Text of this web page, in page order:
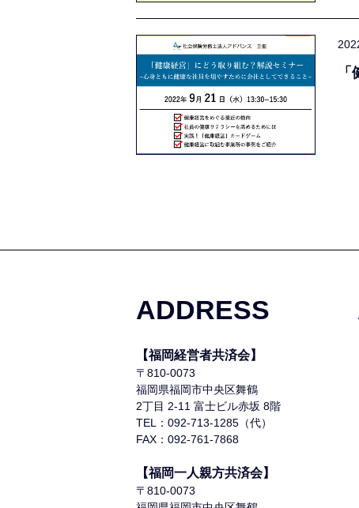
ADDRESS
【福岡経営者共済会】
〒810-0073
福岡県福岡市中央区舞鶴
2丁目 2-11 富士ビル赤坂 8階
TEL：092-713-1285（代）
FAX：092-761-7868
【福岡一人親方共済会】
〒810-0073